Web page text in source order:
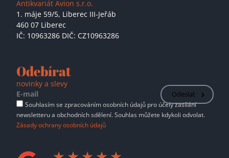
Antikvariát Avion s.r.o.
1. máje 59/5, Liberec III-Jeřáb
460 07 Liberec
IČ: 10963286 DIČ: CZ10963286
Odebírat
novinky a slevy
Odeslat
Souhlasím se zpracováním osobních údajů pro účely zasílání
newsletteru a obchodních sdělení. Souhlas můžete kdykoli odvolat.
Zásady ochrany osobních údajů